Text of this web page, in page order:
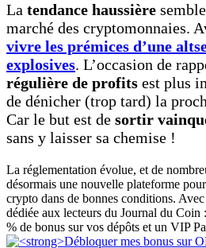
La tendance haussière
marché des cryptomonnaies.
vivre les prémices d’une
explosives. L’occasion de
régulière de profits est plus
de dénicher (trop tard) la
Car le but est de sortir
sans y laisser sa chemise !
La réglementation évolue, et de
désormais une nouvelle plateforme
crypto dans de bonnes conditions.
dédiée aux lecteurs du Journal du
% de bonus sur vos dépôts et un VIP